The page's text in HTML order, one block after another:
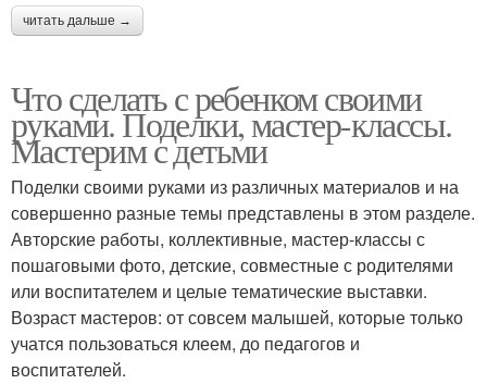
читать дальше →
Что сделать с ребенком своими
руками. Поделки, мастер-классы.
Мастерим с детьми
Поделки своими руками из различных материалов и на
совершенно разные темы представлены в этом разделе.
Авторские работы, коллективные, мастер-классы с
пошаговыми фото, детские, совместные с родителями
или воспитателем и целые тематические выставки.
Возраст мастеров: от совсем малышей, которые только
учатся пользоваться клеем, до педагогов и
воспитателей.